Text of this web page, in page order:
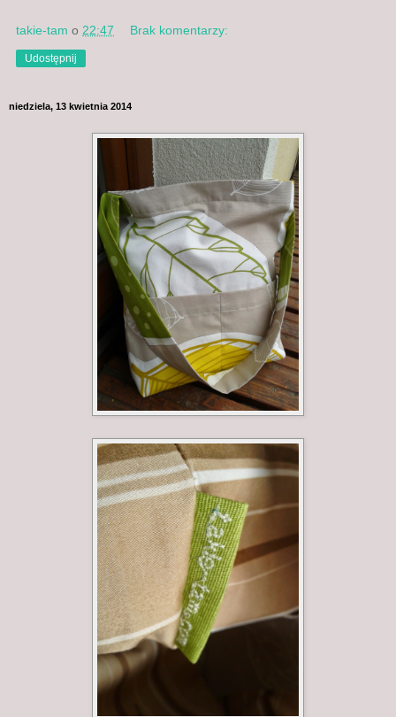
takie-tam o 22:47 Brak komentarzy:
Udostępnij
niedziela, 13 kwietnia 2014